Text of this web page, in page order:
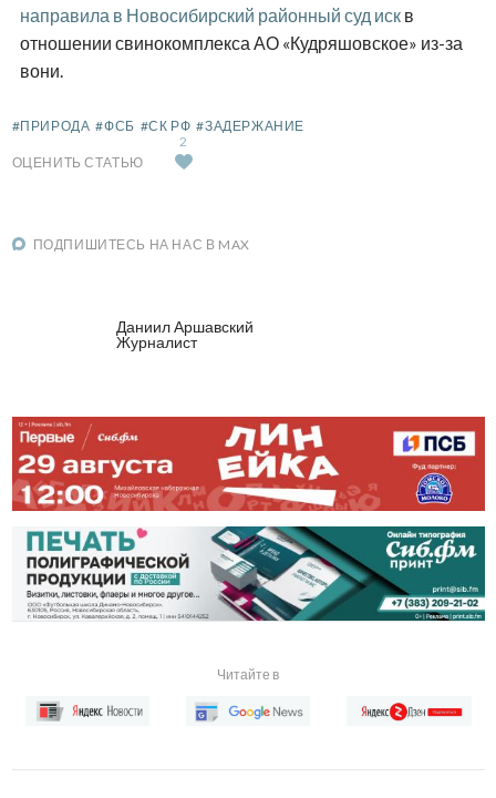
направила в Новосибирский районный суд иск в
отношении свинокомплекса АО «Кудряшовское» из-за
вони.
#ПРИРОДА #ФСБ #СК РФ #ЗАДЕРЖАНИЕ
ОЦЕНИТЬ СТАТЬЮ
2
ПОДПИШИТЕСЬ НА НАС В MAX
Даниил Аршавский
Журналист
Читайте в